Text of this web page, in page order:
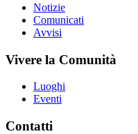
Notizie
Comunicati
Avvisi
Vivere la Comunità
Luoghi
Eventi
Contatti